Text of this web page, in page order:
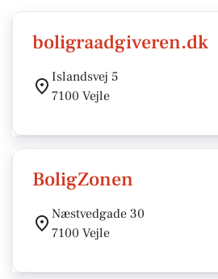
boligraadgiveren.dk
Islandsvej 5
7100 Vejle
BoligZonen
Næstvedgade 30
7100 Vejle